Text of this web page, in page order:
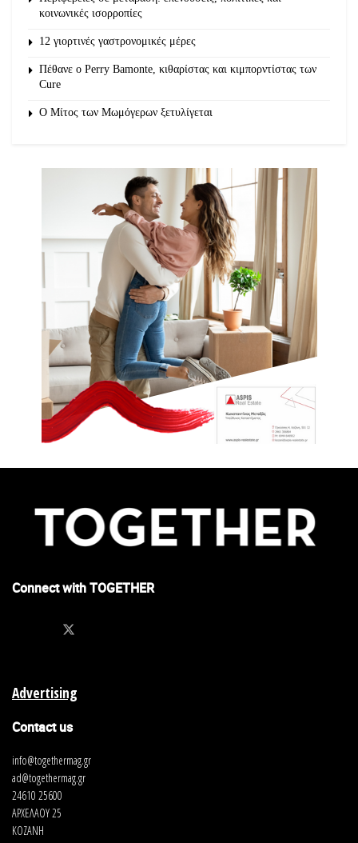
κοινωνικές ισορροπίες
12 γιορτινές γαστρονομικές μέρες
Πέθανε ο Perry Bamonte, κιθαρίστας και κιμπορντίστας των
Cure
O Μίτος των Μωμόγερων ξετυλίγεται
Connect with TOGETHER
Advertising
Contact us
info@togethermag.gr
ad@togethermag.gr
24610 25600
ΑΡΧΕΛΑΟΥ 25
ΚΟΖΑΝΗ